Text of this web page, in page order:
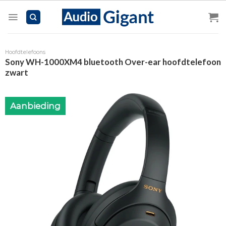
Hoofdtelefoons
Sony WH-1000XM4 bluetooth Over-ear hoofdtelefoon
zwart
Aanbieding